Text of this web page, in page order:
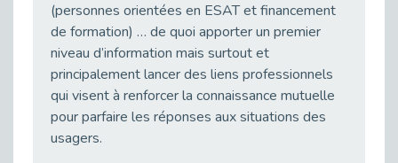
Optimiser son CV lorsqu’on est en situation de handicap
Publié le 29/04/2026
28 avril : Agir ensemble pour une culture de prévention au travail
Publié le 27/04/2026
Mobilisation pour l’alternance et le handicap
(personnes orientées en ESAT et financement
de formation) … de quoi apporter un premier
niveau d’information mais surtout et
principalement lancer des liens professionnels
qui visent à renforcer la connaissance mutuelle
pour parfaire les réponses aux situations des
usagers.